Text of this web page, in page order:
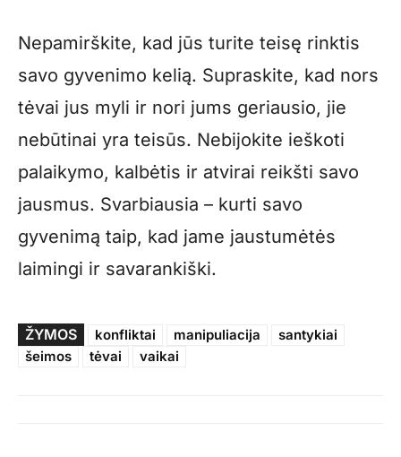
Nepamirškite, kad jūs turite teisę rinktis
savo gyvenimo kelią. Supraskite, kad nors
tėvai jus myli ir nori jums geriausio, jie
nebūtinai yra teisūs. Nebijokite ieškoti
palaikymo, kalbėtis ir atvirai reikšti savo
jausmus. Svarbiausia – kurti savo
gyvenimą taip, kad jame jaustumėtės
laimingi ir savarankiški.
ŽYMOS konfliktai manipuliacija
santykiai
šeimos
tėvai vaikai